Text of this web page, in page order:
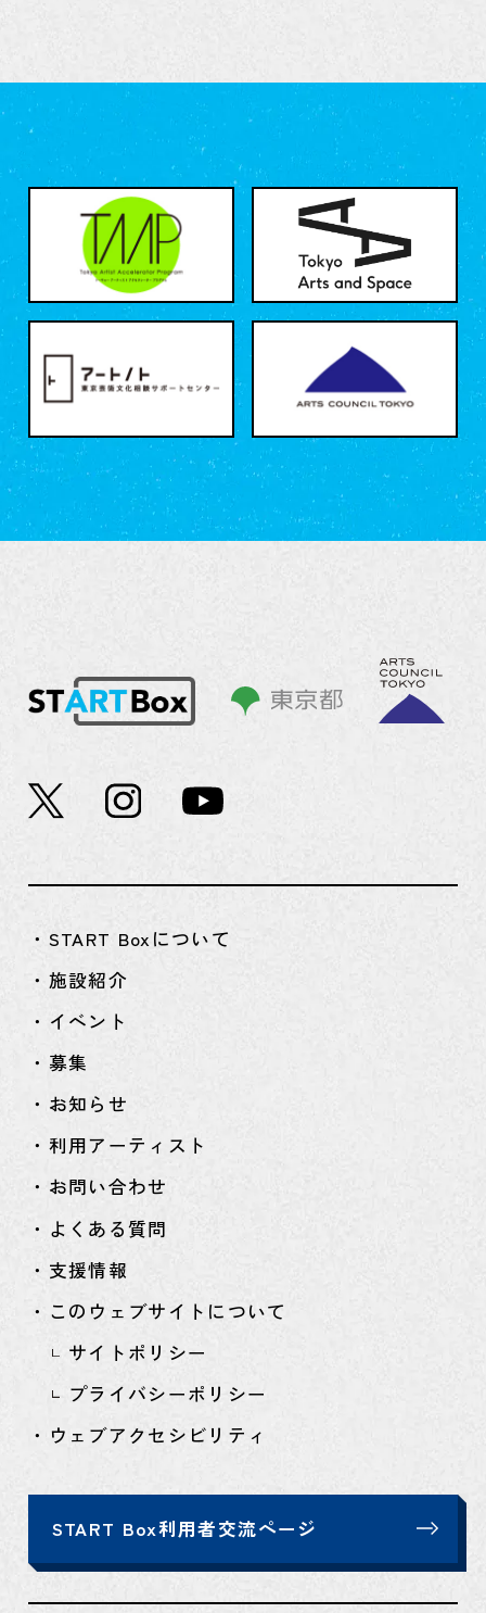
・START Boxについて
・施設紹介
・イベント
・募集
・お知らせ
・利用アーティスト
・お問い合わせ
・よくある質問
・支援情報
・このウェブサイトについて
サイトポリシー
プライバシーポリシー
・ウェブアクセシビリティ
START Box利用者交流ページ